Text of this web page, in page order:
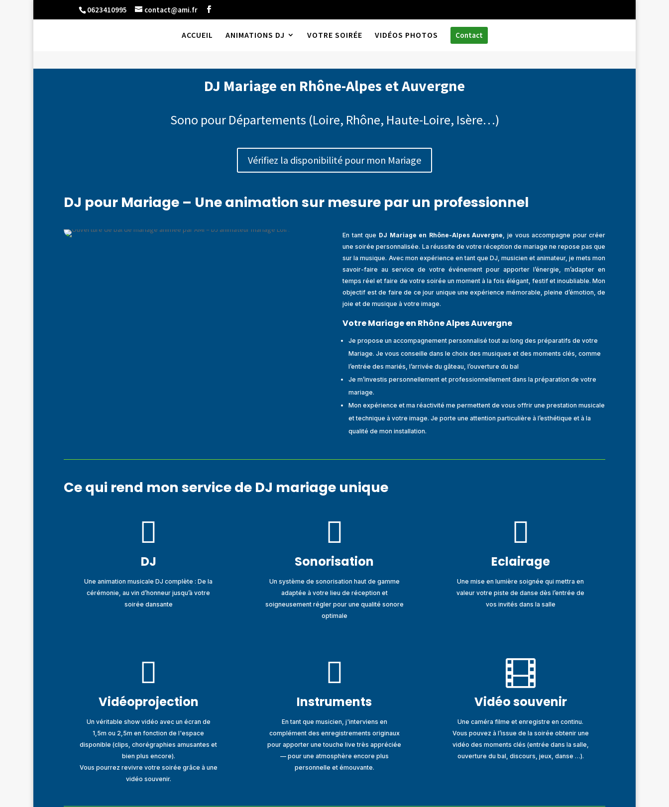
0623410995 contact@ami.fr
ACCUEIL ANIMATIONS DJ VOTRE SOIRÉE VIDÉOS PHOTOS Contact
DJ Mariage en Rhône-Alpes et Auvergne
Sono pour Départements (Loire, Rhône, Haute-Loire, Isère…)
Vérifiez la disponibilité pour mon Mariage
DJ pour Mariage – Une animation sur mesure par un professionnel
En tant que DJ Mariage en Rhône-Alpes Auvergne , je vous accompagne pour créer
une soirée personnalisée. La réussite de votre réception de mariage ne repose pas que
sur la musique. Avec mon expérience en tant que DJ, musicien et animateur, je mets mon
savoir-faire au service de votre événement pour apporter l’énergie, m’adapter en
temps réel et faire de votre soirée un moment à la fois élégant, festif et inoubliable. Mon
objectif est de faire de ce jour unique une expérience mémorable, pleine d’émotion, de
joie et de musique à votre image.
Votre Mariage en Rhône Alpes Auvergne
Je propose un accompagnement personnalisé tout au long des préparatifs de votre
Mariage. Je vous conseille dans le choix des musiques et des moments clés, comme
l’entrée des mariés, l’arrivée du gâteau, l’ouverture du bal
Je m’investis personnellement et professionnellement dans la préparation de votre
mariage.
Mon expérience et ma réactivité me permettent de vous offrir une prestation musicale
et technique à votre image. Je porte une attention particulière à l’esthétique et à la
qualité de mon installation.
Ce qui rend mon service de DJ mariage unique

DJ
Une animation musicale DJ complète : De la
cérémonie, au vin d’honneur jusqu’à votre
soirée dansante

Sonorisation
Un système de sonorisation haut de gamme
adaptée à votre lieu de réception et
soigneusement régler pour une qualité sonore
optimale

Eclairage
Une mise en lumière soignée qui mettra en
valeur votre piste de danse dès l’entrée de
vos invités dans la salle

Vidéoprojection
Un véritable show vidéo avec un écran de
1,5m ou 2,5m en fonction de l'espace
disponible (clips, chorégraphies amusantes et
bien plus encore).
Vous pourrez revivre votre soirée grâce à une
vidéo souvenir.

Instruments
En tant que musicien, j'interviens en
complément des enregistrements originaux
pour apporter une touche live très appréciée
— pour une atmosphère encore plus
personnelle et émouvante.

Vidéo souvenir
Une caméra filme et enregistre en continu.
Vous pouvez à l’issue de la soirée obtenir une
vidéo des moments clés (entrée dans la salle,
ouverture du bal, discours, jeux, danse …).